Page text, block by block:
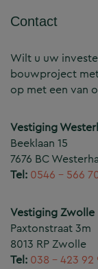
Contact
Wilt u uw
bouwproject
op met een van
Vestiging
Beeklaan 15
7676 BC
Tel: 0546 – 566
Vestiging Zwolle
Paxtonstraat 3m
8013 RP Zwolle
Tel: 038 – 423 92